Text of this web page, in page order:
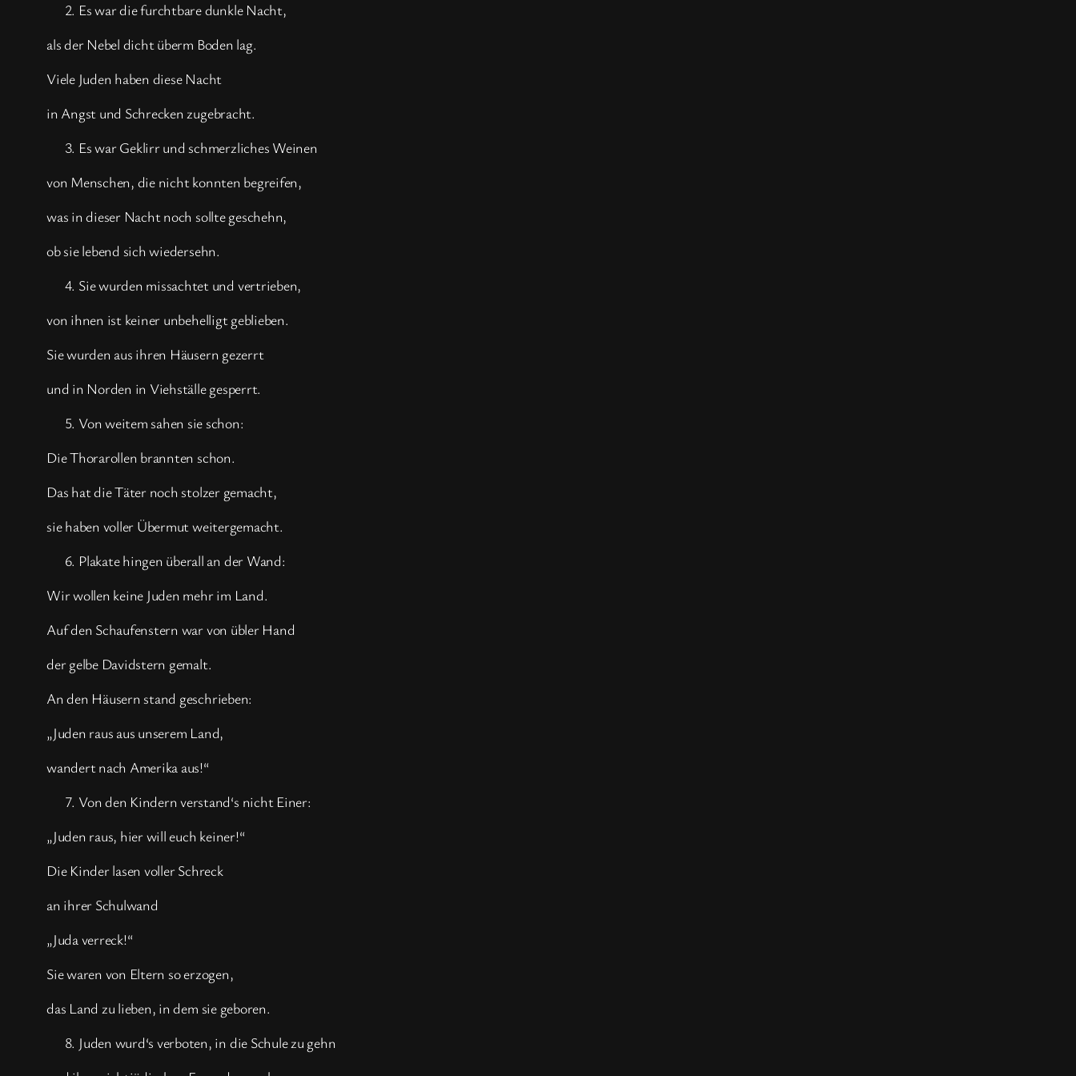
Es war die furchtbare dunkle Nacht,
als der Nebel dicht überm Boden lag.
Viele Juden haben diese Nacht
in Angst und Schrecken zugebracht.
Es war Geklirr und schmerzliches Weinen
von Menschen, die nicht konnten begreifen,
was in dieser Nacht noch sollte geschehn,
ob sie lebend sich wiedersehn.
Sie wurden missachtet und vertrieben,
von ihnen ist keiner unbehelligt geblieben.
Sie wurden aus ihren Häusern gezerrt
und in Norden in Viehställe gesperrt.
Von weitem sahen sie schon:
Die Thorarollen brannten schon.
Das hat die Täter noch stolzer gemacht,
sie haben voller Übermut weitergemacht.
Plakate hingen überall an der Wand:
Wir wollen keine Juden mehr im Land.
Auf den Schaufenstern war von übler Hand
der gelbe Davidstern gemalt.
An den Häusern stand geschrieben:
„Juden raus aus unserem Land,
wandert nach Amerika aus!“
Von den Kindern verstand‘s nicht Einer:
„Juden raus, hier will euch keiner!“
Die Kinder lasen voller Schreck
an ihrer Schulwand
„Juda verreck!“
Sie waren von Eltern so erzogen,
das Land zu lieben, in dem sie geboren.
Juden wurd‘s verboten, in die Schule zu gehn